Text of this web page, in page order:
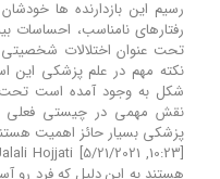
رسیم این بازدارنده ها
رفتارهای نامناسب، احساسات
تحت عنوان اختلالات
نکته مهم در علم پزشکی این
شکل به وجود آمده است تحت
نقش مهمی در چیستی فعلی
پزشکی بسیار حائز اهمیت
هستند به این دلیل که فرد رو